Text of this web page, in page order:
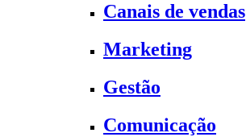
Canais de vendas
Marketing
Gestão
Comunicação